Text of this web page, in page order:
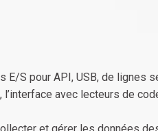
E/S pour API, USB, de lignes
l’interface avec lecteurs de